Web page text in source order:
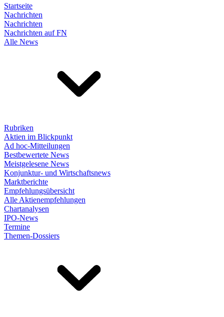
Startseite
Nachrichten
Nachrichten
Nachrichten auf FN
Alle News
Rubriken
Aktien im Blickpunkt
Ad hoc-Mitteilungen
Bestbewertete News
Meistgelesene News
Konjunktur- und Wirtschaftsnews
Marktberichte
Empfehlungsübersicht
Alle Aktienempfehlungen
Chartanalysen
IPO-News
Termine
Themen-Dossiers